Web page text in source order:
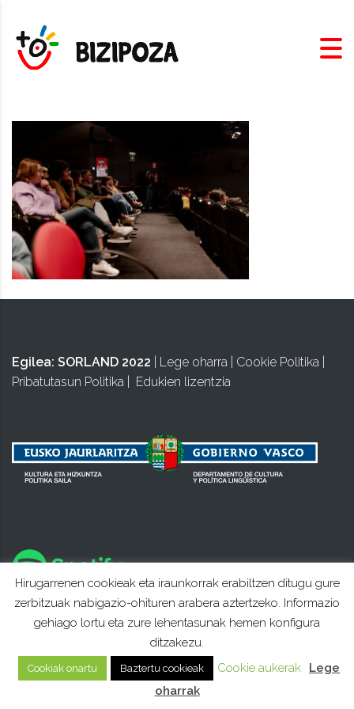
Egilea: SORLAND 2022 Lege oharra Cookie Politika
Pribatutasun Politika
Edukien lizentzia
Hirugarrenen cookieak eta iraunkorrak erabiltzen ditugu gure
zerbitzuak nabigazio-ohituren arabera aztertzeko. Informazio
gehiago lortu eta zure lehentasunak hemen konfigura
ditzakezu.
Cookiak onartu Baztertu cookieak Cookie aukerak
Lege
oharrak